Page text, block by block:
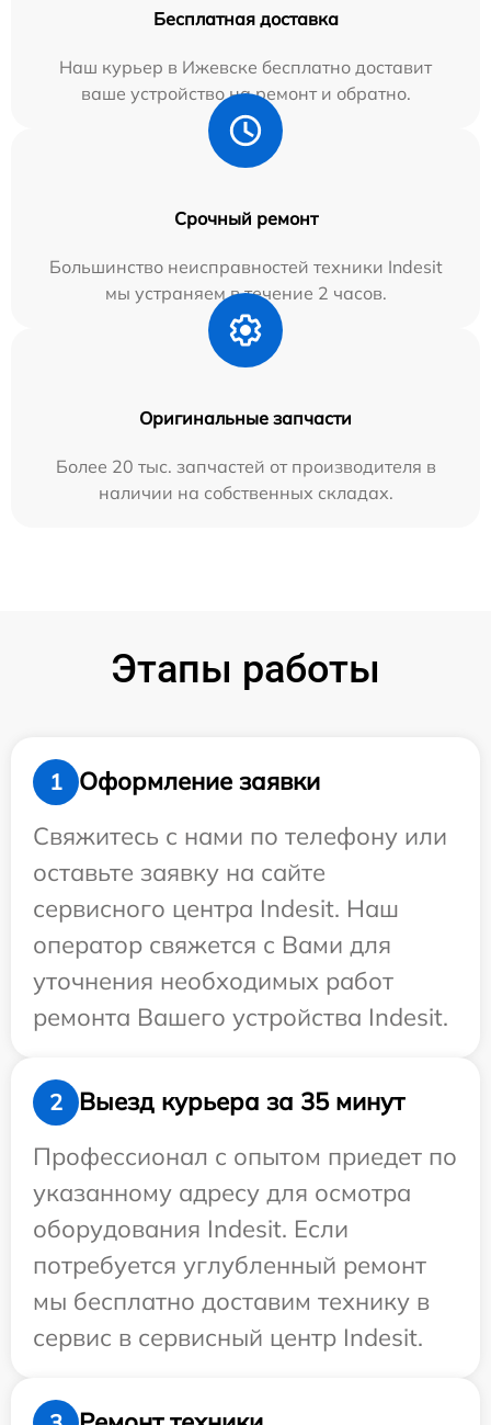
Бесплатная доставка
Наш курьер в Ижевске бесплатно доставит
ваше устройство на ремонт и обратно.
Срочный ремонт
Большинство неисправностей техники Indesit
мы устраняем в течение 2 часов.
Оригинальные запчасти
Более 20 тыс. запчастей от производителя в
наличии на собственных складах.
Этапы работы
1
Оформление заявки
Свяжитесь с нами по телефону или
оставьте заявку на сайте
сервисного центра Indesit. Наш
оператор свяжется с Вами для
уточнения необходимых работ
ремонта Вашего устройства Indesit.
2
Выезд курьера за 35 минут
Профессионал с опытом приедет по
указанному адресу для осмотра
оборудования Indesit. Если
потребуется углубленный ремонт
мы бесплатно доставим технику в
сервис в сервисный центр Indesit.